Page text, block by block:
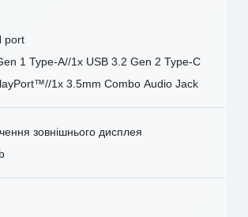
port
1 Type-A//1x USB 3.2 Gen 2 Type-C
1x 3.5mm Combo Audio Jack
зовнішнього дисплея